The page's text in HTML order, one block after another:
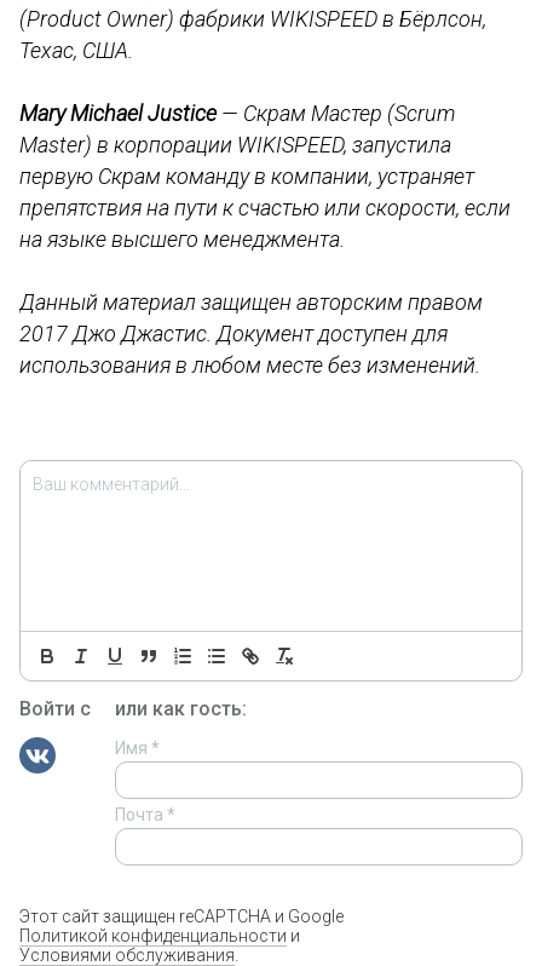
(Product Owner) фабрики WIKISPEED в Бёрлсон,
Техас, США.
Mary Michael Justice— Скрам Мастер (Scrum
Master) в корпорации WIKISPEED, запустила
первую Скрам команду в компании, устраняет
препятствия на пути к счастью или скорости, если
на языке высшего менеджмента.
Данный материал защищен авторским правом
2017 Джо Джастис. Документ доступен для
использования в любом месте без изменений.
Войти с или как гость:
Имя *
Почта *
Этот сайт защищен reCAPTCHA и Google
Политикой конфиденциальности и
Условиями обслуживания